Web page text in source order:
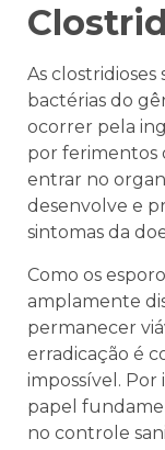
As clostridioses
bactérias do
ocorrer pela
por ferimentos
entrar no
desenvolve e
sintomas da
Como os
amplamente
permanecer
erradicação é
impossível. Por
papel
no controle